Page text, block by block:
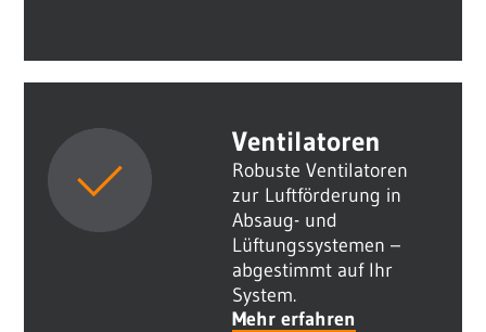
Ventilatoren
Robuste Ventilatoren
zur Luftförderung in
Absaug- und
Lüftungssystemen –
abgestimmt auf Ihr
System.
Mehr erfahren